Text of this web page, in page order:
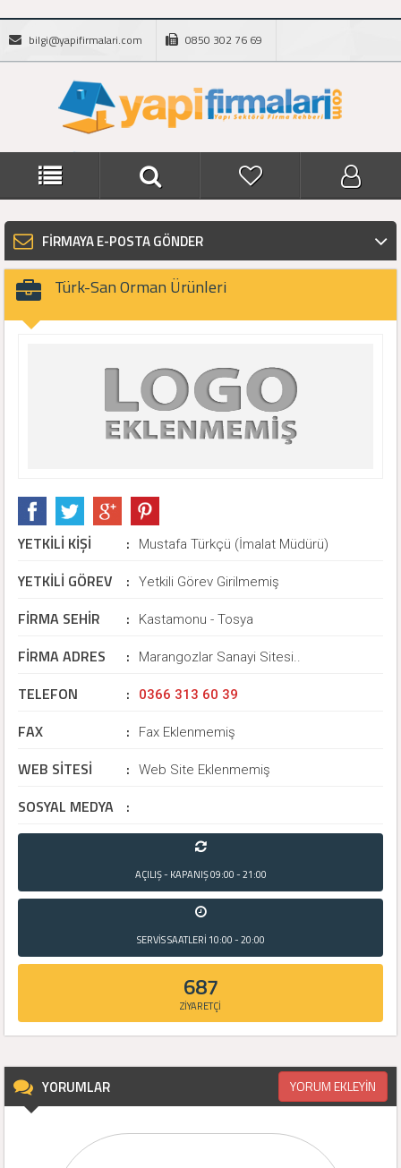
bilgi@yapifirmalari.com 0850 302 76 69
FİRMAYA E-POSTA GÖNDER
Türk-San Orman Ürünleri
YETKİLİ KİŞİ : Mustafa Türkçü (İmalat Müdürü)
YETKİLİ GÖREV : Yetkili Görev Girilmemiş
FİRMA SEHİR : Kastamonu - Tosya
FİRMA ADRES : Marangozlar Sanayi Sitesi..
TELEFON : 0366 313 60 39
FAX : Fax Eklenmemiş
WEB SİTESİ : Web Site Eklenmemiş
SOSYAL MEDYA :
AÇILIŞ - KAPANIŞ09:00 - 21:00
SERVİS SAATLERİ 10:00 - 20:00
687
ZİYARETÇİ
YORUMLAR YORUM EKLEYİN